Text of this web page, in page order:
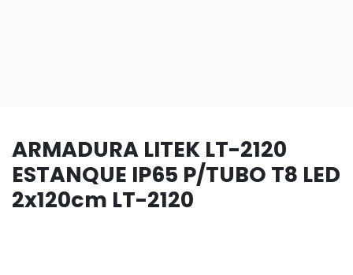
ARMADURA LITEK LT-2120
ESTANQUE IP65 P/TUBO T8 LED
2x120cm LT-2120